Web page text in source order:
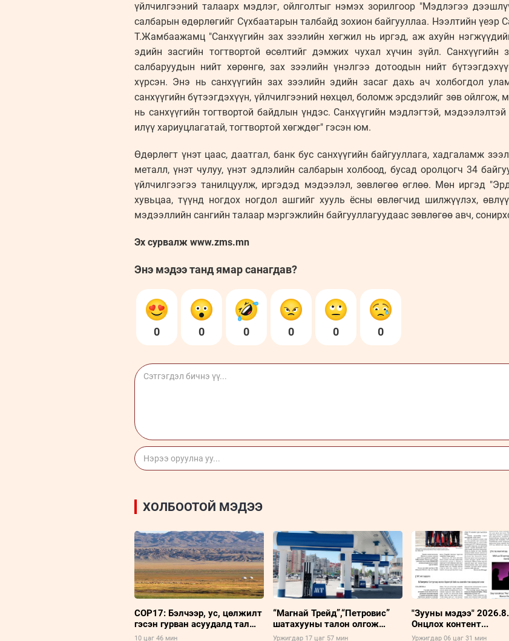
үйлчилгээний талаарх мэдлэг, ойлголтыг нэмэх зорилгоор "Мэдлэгээ
салбарын өдөрлөгийг Сүхбаатарын талбайд зохион байгууллаа. Нээлтийн үеэр
Т.Жамбаажамц "Санхүүгийн зах зээлийн хөгжил нь иргэд, аж ахуйн
эдийн засгийн тогтвортой өсөлтийг дэмжих чухал хүчин зүйл. Санхүүгийн
салбаруудын нийт хөрөнгө, зах зээлийн үнэлгээ дотоодын нийт
хүрсэн. Энэ нь санхүүгийн зах зээлийн эдийн засаг дахь ач холбогдол
санхүүгийн бүтээгдэхүүн, үйлчилгээний нөхцөл, боломж эрсдэлийг зөв ойлгож,
нь санхүүгийн тогтвортой байдлын үндэс. Санхүүгийн мэдлэгтэй,
илүү хариуцлагатай, тогтвортой хөгждөг" гэсэн юм.
Өдөрлөгт үнэт цаас, даатгал, банк бус санхүүгийн байгууллага, хадгаламж
металл, үнэт чулуу, үнэт эдлэлийн салбарын холбоод, бусад оролцогч 34
үйлчилгээгээ танилцуулж, иргэдэд мэдээлэл, зөвлөгөө өглөө. Мөн иргэд
хувьцаа, түүнд ногдох ногдол ашгийг хууль ёсны өвлөгчид шилжүүлэх,
мэдээллийн сангийн талаар мэргэжлийн байгууллагуудаас зөвлөгөө авч,
Эх сурвалж www.zms.mn
Энэ мэдээ танд ямар санагдав?
0 0 0 0 0 0
ХОЛБООТОЙ МЭДЭЭ
COP17: Бэлчээр, ус, цөлжилт
гэсэн гурван асуудалд тал
хээрийн төлөвлөгөө төвлөрч
10 цаг 46 мин
“Магнай Трейд”,“Петровис”
шатахууны талон олгож
эхэллээ
Уржигдар 17 цаг 57 мин
"Зууны мэдээ"
Онцлох контент...
Уржигдар 06 цаг 31 мин